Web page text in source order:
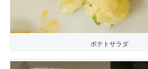
ポテトサラダ